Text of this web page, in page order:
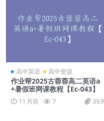
高中英语 高中资源
作业帮2025古蓉蓉高二英语a
+暑假班网课教程【Ec-043】
11 月前 7 39.9